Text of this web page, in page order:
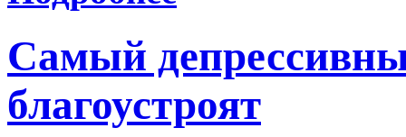
Самый
благоустроят